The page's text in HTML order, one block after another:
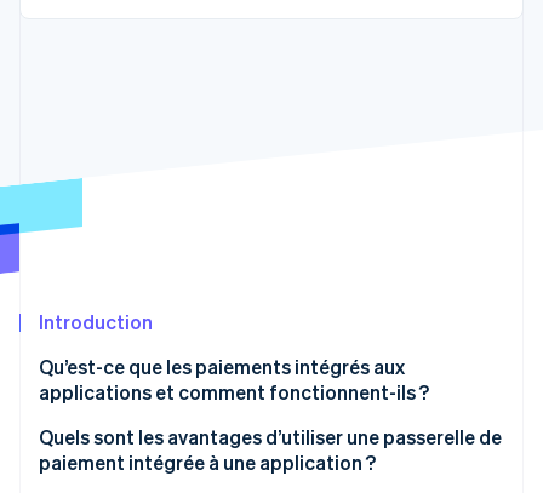
Découvrez les prochaines évolutions
Identity
Stripe Sessions 2026
Regarder la vidéo
Commerce en ligne
Introduction
Qu’est-ce que les paiements intégrés aux
applications et comment fonctionnent-ils ?
Quels sont les avantages d’utiliser une passerelle de
paiement intégrée à une application ?